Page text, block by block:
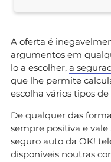
A oferta é
argumentos em
lo a escolher, a
que lhe permite
escolha vários tipos
De qualquer das
sempre positiva e
seguro auto da OK!
disponíveis noutras